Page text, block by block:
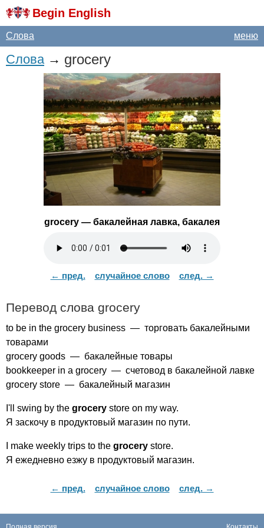
Begin English
меню
Слова
Слова→ grocery
grocery — бакалейная лавка, бакалея
← пред. случайное слово след. →
Перевод слова grocery
to be in the grocery business — торговать бакалейными
товарами
grocery goods — бакалейные товары
bookkeeper in a grocery — счетовод в бакалейной лавке
grocery store — бакалейный магазин
I'll swing by the grocery store on my way.
Я заскочу в продуктовый магазин по пути.
make weekly trips to the grocery store.
Я ежедневно езжу в продуктовый магазин.
← пред. случайное слово след. →